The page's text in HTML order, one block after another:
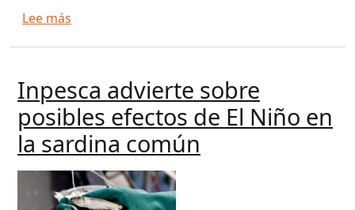
Lee más
Inpesca advierte sobre
posibles efectos de El Niño en
la sardina común